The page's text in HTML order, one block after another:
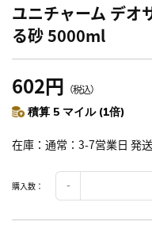
ユニチャーム デオ
る砂 5000ml
602円 （税込）
積算 5 マイル (1倍)
在庫 通常：3-7営業日 発
購入数：